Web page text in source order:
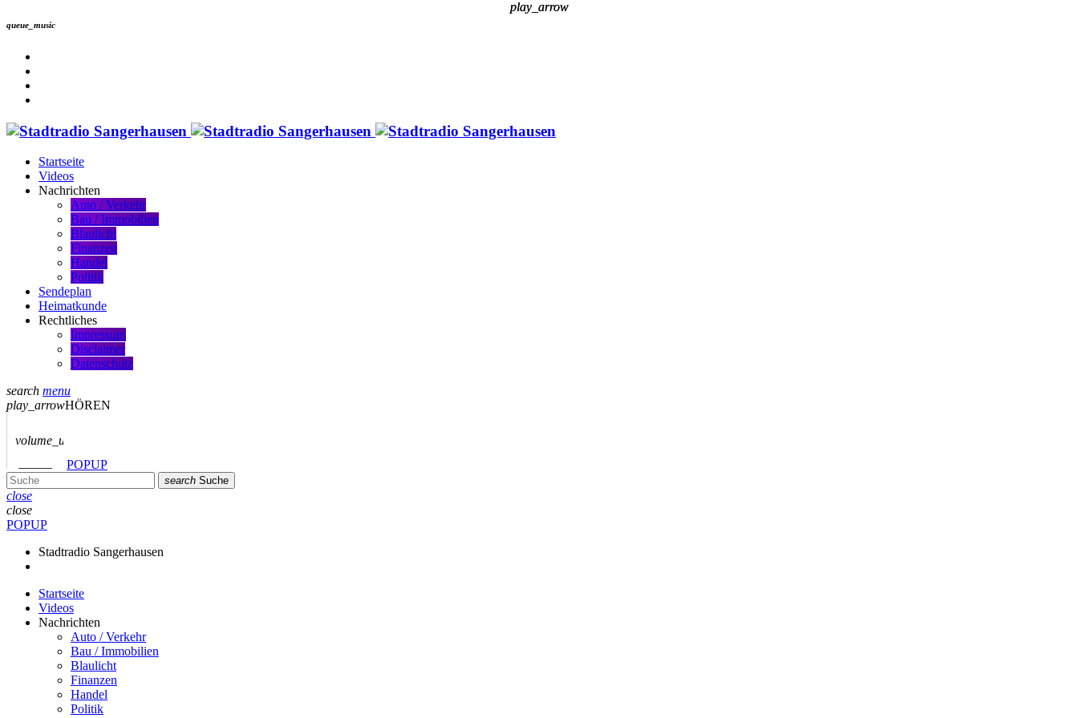
queue_music
Startseite
Videos
Nachrichten
Auto / Verkehr
Bau / Immobilien
Blaulicht
Finanzen
Handel
Politik
Sendeplan
Heimatkunde
Rechtliches
Impressum
Disclaimer
Datenschutz
search menu
play_arrowHÖREN
volume_up
POPUP
search Suche
close
close
POPUP
play_arrow
Stadtradio Sangerhausen
Startseite
Videos
Nachrichten
Auto / Verkehr
Bau / Immobilien
Blaulicht
Finanzen
Handel
Politik
play_arrow